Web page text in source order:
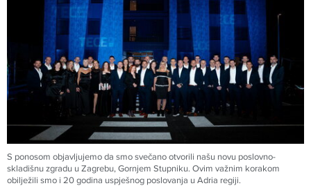
S ponosom objavljujemo da smo svečano otvorili našu novu poslovno-
skladišnu zgradu u Zagrebu, Gornjem Stupniku. Ovim važnim korakom
obilježili smo i 20 godina uspješnog poslovanja u Adria regiji.